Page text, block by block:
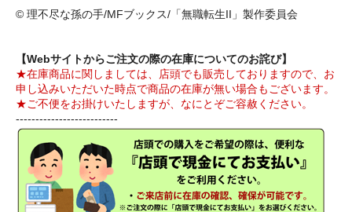
© 理不尽な孫の手/MFブックス/「無職転生II」製作委員会
【Webサイトからご注文の際の在庫についてのお詫び】
★在庫商品に関しましては、店頭でも販売しておりますので、お
申し込みいただいた時点で商品の在庫が無い場合もございます。
★ご不便をお掛けいたしますが、なにとぞご容赦ください。
--------------------------